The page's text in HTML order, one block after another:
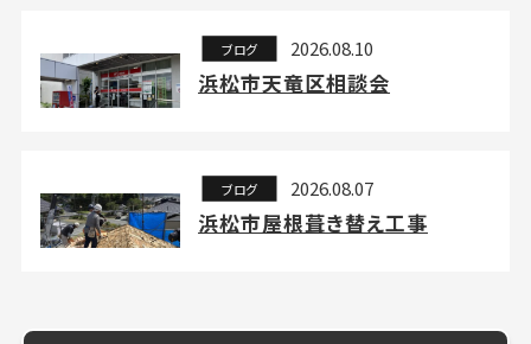
ブログ 2026.08.10
浜松市天竜区相談会
ブログ 2026.08.07
浜松市屋根葺き替え工事